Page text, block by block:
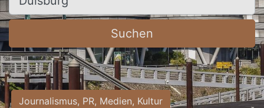
Suchen
Journalismus, PR, Medien, Kultur